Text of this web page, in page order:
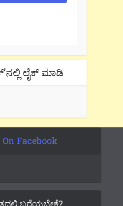
ಲೈಕ್ ಮಾಡಿ
Facebook
ಬರೆಯಬೇಕೆ?